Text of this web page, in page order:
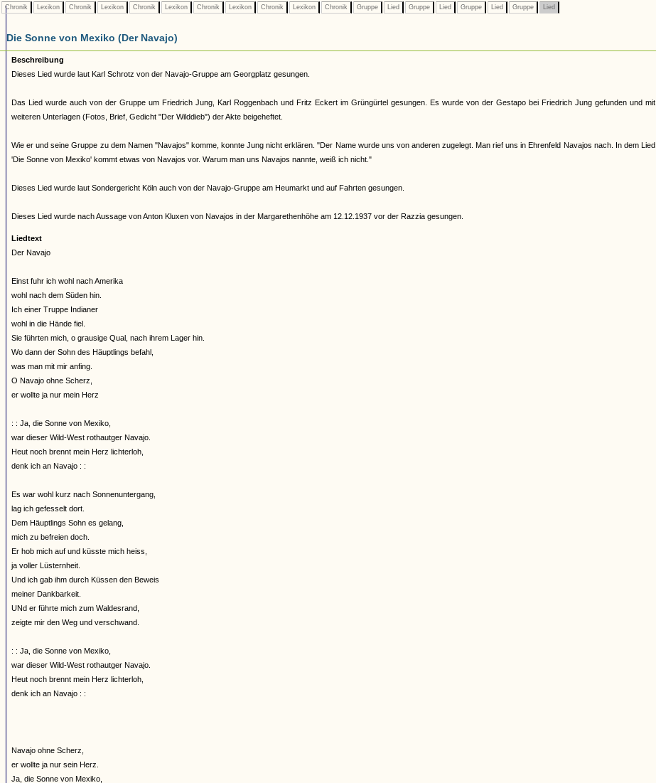
Chronik Lexikon Chronik Lexikon Chronik Lexikon Chronik Lexikon Chronik Lexikon Chronik Gruppe Lied Gruppe Lied Gruppe Lied Gruppe Lied
Die Sonne von Mexiko (Der Navajo)
Beschreibung
Dieses Lied wurde laut Karl Schrotz von der Navajo-Gruppe am Georgplatz gesungen.
Das Lied wurde auch von der Gruppe um Friedrich Jung, Karl Roggenbach und Fritz Eckert im Grüngürtel gesungen. Es wurde von der Gestapo bei Friedrich Jung gefunden und mit
weiteren Unterlagen (Fotos, Brief, Gedicht "Der Wilddieb") der Akte beigeheftet.
Wie er und seine Gruppe zu dem Namen "Navajos" komme, konnte Jung nicht erklären. "Der Name wurde uns von anderen zugelegt. Man rief uns in Ehrenfeld Navajos nach. In dem Lied
'Die Sonne von Mexiko' kommt etwas von Navajos vor. Warum man uns Navajos nannte, weiß ich nicht."
Dieses Lied wurde laut Sondergericht Köln auch von der Navajo-Gruppe am Heumarkt und auf Fahrten gesungen.
Dieses Lied wurde nach Aussage von Anton Kluxen von Navajos in der Margarethenhöhe am 12.12.1937 vor der Razzia gesungen.
Liedtext
Der Navajo
Einst fuhr ich wohl nach Amerika
wohl nach dem Süden hin.
Ich einer Truppe Indianer
wohl in die Hände fiel.
Sie führten mich, o grausige Qual, nach ihrem Lager hin.
Wo dann der Sohn des Häuptlings befahl,
was man mit mir anfing.
O Navajo ohne Scherz,
er wollte ja nur mein Herz
: : Ja, die Sonne von Mexiko,
war dieser Wild-West rothautger Navajo.
Heut noch brennt mein Herz lichterloh,
denk ich an Navajo : :
Es war wohl kurz nach Sonnenuntergang,
lag ich gefesselt dort.
Dem Häuptlings Sohn es gelang,
mich zu befreien doch.
Er hob mich auf und küsste mich heiss,
ja voller Lüsternheit.
Und ich gab ihm durch Küssen den Beweis
meiner Dankbarkeit.
UNd er führte mich zum Waldesrand,
zeigte mir den Weg und verschwand.
: : Ja, die Sonne von Mexiko,
war dieser Wild-West rothautger Navajo.
Heut noch brennt mein Herz lichterloh,
denk ich an Navajo : :
Navajo ohne Scherz,
er wollte ja nur sein Herz.
Ja, die Sonne von Mexiko,